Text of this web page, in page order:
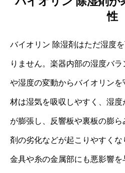
性
バイオリン 除湿剤はただ湿度
りません。楽器内部の湿度バ
や湿度の変動からバイオリン
材は湿気を吸収しやすく、湿
が膨張し、反響板や裏板の膨
剤の劣化などが起こりやすく
金具や糸の金属部にも悪影響を